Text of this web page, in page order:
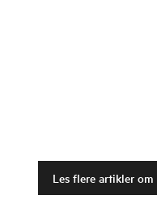
Les flere artikler om